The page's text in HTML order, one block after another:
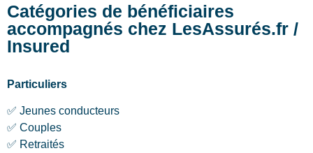
Catégories de bénéficiaires
accompagnés chez LesAssurés.fr /
Insured
Particuliers
✅ Jeunes conducteurs
✅ Couples
✅ Retraités